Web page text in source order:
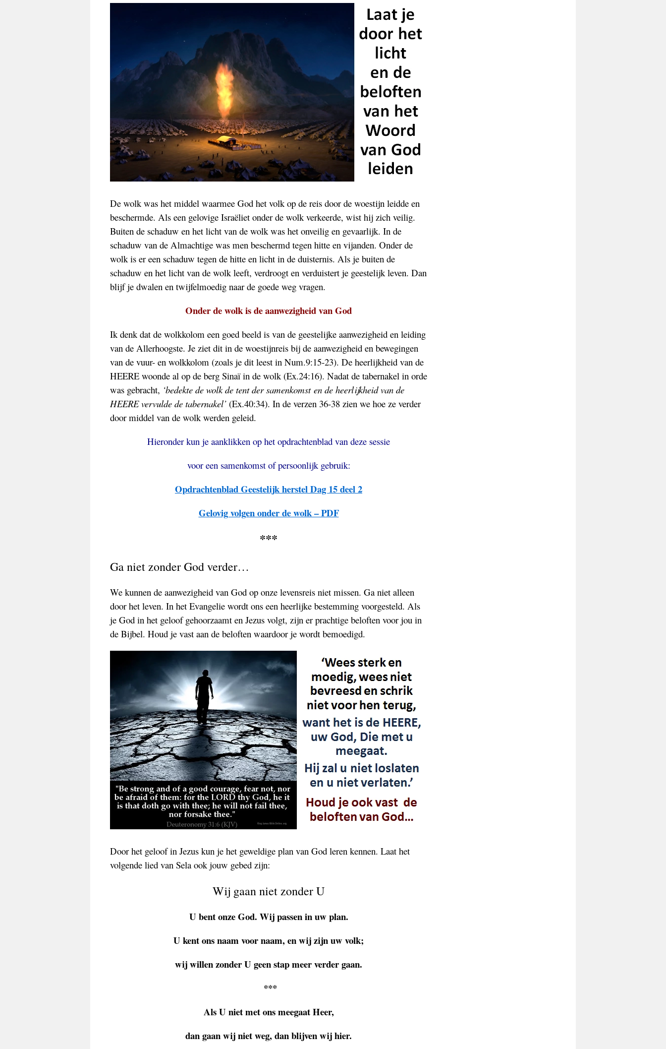
De wolk was het middel waarmee God het volk op de reis door de woestijn leidde en
beschermde. Als een gelovige Israëliet onder de wolk verkeerde, wist hij zich veilig.
Buiten de schaduw en het licht van de wolk was het onveilig en gevaarlijk. In de
schaduw van de Almachtige was men beschermd tegen hitte en vijanden. Onder de
wolk is er een schaduw tegen de hitte en licht in de duisternis. Als je buiten de
schaduw en het licht van de wolk leeft, verdroogt en verduistert je geestelijk leven. Dan
blijf je dwalen en twijfelmoedig naar de goede weg vragen.
Onder de wolk is de aanwezigheid van God
Ik denk dat de wolkkolom een goed beeld is van de geestelijke aanwezigheid en leiding
van de Allerhoogste. Je ziet dit in de woestijnreis bij de aanwezigheid en bewegingen
van de vuur- en wolkkolom (zoals je dit leest in Num.9:15-23). De heerlijkheid van de
HEERE woonde al op de berg Sinaï in de wolk (Ex.24:16). Nadat de tabernakel in orde
was gebracht, ‘bedekte de wolk de tent der samenkomst en de heerlijkheid van de
HEERE vervulde de tabernakel’ (Ex.40:34). In de verzen 36-38 zien we hoe ze verder
door middel van de wolk werden geleid.
Hieronder kun je aanklikken op het opdrachtenblad van deze sessie
voor een samenkomst of persoonlijk gebruik:
Opdrachtenblad Geestelijk herstel Dag 15 deel 2
Gelovig volgen onder de wolk – PDF
***
Ga niet zonder God verder…
We kunnen de aanwezigheid van God op onze levensreis niet missen. Ga niet alleen
door het leven. In het Evangelie wordt ons een heerlijke bestemming voorgesteld. Als
je God in het geloof gehoorzaamt en Jezus volgt, zijn er prachtige beloften voor jou in
de Bijbel. Houd je vast aan de beloften waardoor je wordt bemoedigd.
Door het geloof in Jezus kun je het geweldige plan van God leren kennen. Laat het
volgende lied van Sela ook jouw gebed zijn:
Wij gaan niet zonder U
U bent onze God. Wij passen in uw plan.
U kent ons naam voor naam, en wij zijn uw volk;
wij willen zonder U geen stap meer verder gaan.
***
Als U niet met ons meegaat Heer,
dan gaan wij niet weg, dan blijven wij hier.